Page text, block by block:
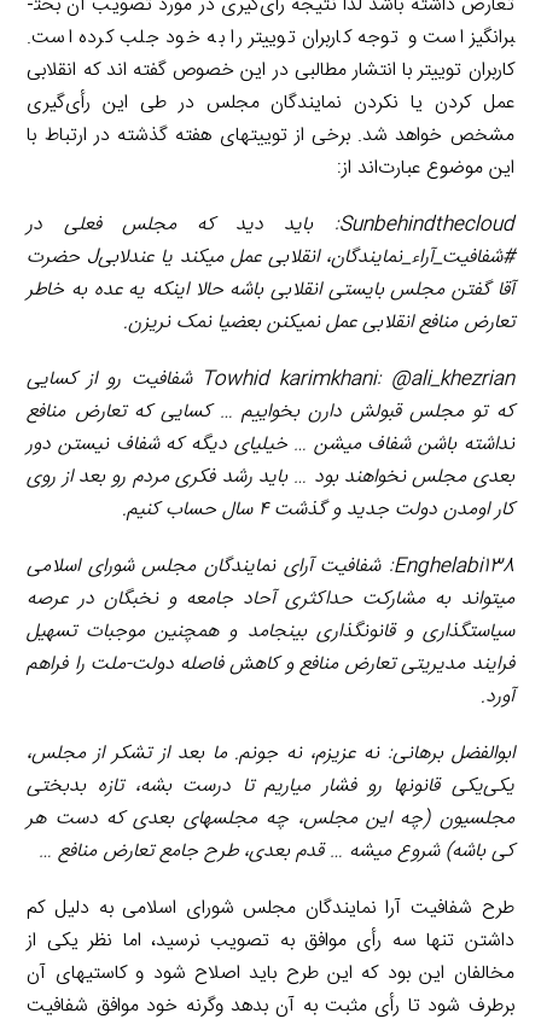
برانگیز است و توجه کاربران توییتر را به خود جلب کرده است.
کاربران توییتر با انتشار مطالبی در این خصوص گفته ­اند که انقلابی
عمل کردن یا نکردن نمایندگان مجلس در طی این رأی‌گیری
مشخص خواهد شد. برخی از توییت­های هفته گذشته در ارتباط با
این موضوع عبارت‌اند از:
Sunbehindthecloud: باید دید که مجلس فعلی در
#شفافیت_آراء_نمایندگان، انقلابی عمل می­کند یا عندلابیJ حضرت
آقا گفتن مجلس بایستی انقلابی باشه حالا اینکه یه عده به خاطر
تعارض منافع انقلابی عمل نمی­کنن بعضیا نمک نریزن.
Towhid karimkhani: @ali_khezrian
شفافیت رو از کسایی
که تو مجلس قبولش دارن بخواییم … کسایی که تعارض منافع
نداشته باشن شفاف میشن … خیلیای دیگه که شفاف نیستن دور
بعدی مجلس نخواهند بود … باید رشد فکری مردم رو بعد از روی
کار اومدن دولت جدید و گذشت ۴ سال حساب کنیم.
Enghelabi138: شفافیت آرای نمایندگان مجلس شورای اسلامی
می­تواند به مشارکت حداکثری آحاد جامعه و نخبگان در عرصه
سیاست­گذاری و قانون­گذاری بینجامد و همچنین موجبات تسهیل
فرایند مدیریتی تعارض منافع و کاهش فاصله دولت-ملت را فراهم
آورد.
ابوالفضل برهانی: نه عزیزم، نه جونم. ما بعد از تشکر از مجلس،
یکی‌یکی قانون­ها رو فشار میاریم تا درست بشه، تازه بدبختی
مجلسیون (چه این مجلس، چه مجلس­های بعدی که دست هر
کی باشه) شروع میشه … قدم بعدی، طرح جامع تعارض منافع …
طرح شفافیت آرا نمایندگان مجلس شورای اسلامی به دلیل کم
داشتن تنها سه رأی موافق به تصویب نرسید، اما نظر یکی از
مخالفان این بود که این طرح باید اصلاح شود و کاستی­های آن
برطرف شود تا رأی مثبت به آن بدهد وگرنه خود موافق شفافیت